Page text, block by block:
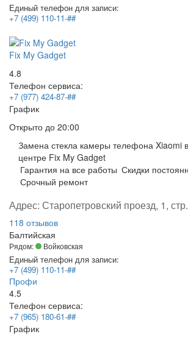
Единый телефон для записи:
+7 (499) 110-11-##
Fix My Gadget
4.8
Телефон сервиса:
+7 (977) 424-87-##
График
Открыто до 20:00
Замена стекла камеры телефона Xiaomi
центре Fix My Gadget
Гарантия на все работы Скидки
Срочный ремонт
Адрес: Старопетровский проезд, 1,
118 отзывов
Балтийская
Рядом: Войковская
Единый телефон для записи:
+7 (499) 110-11-##
Профи
4.5
Телефон сервиса:
+7 (965) 180-61-##
График